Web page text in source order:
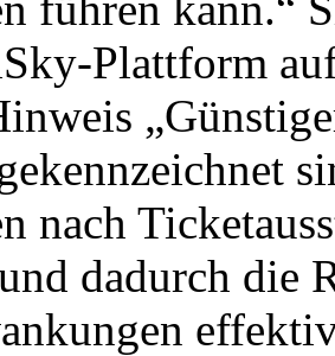
Plattform
nach
dadurch die